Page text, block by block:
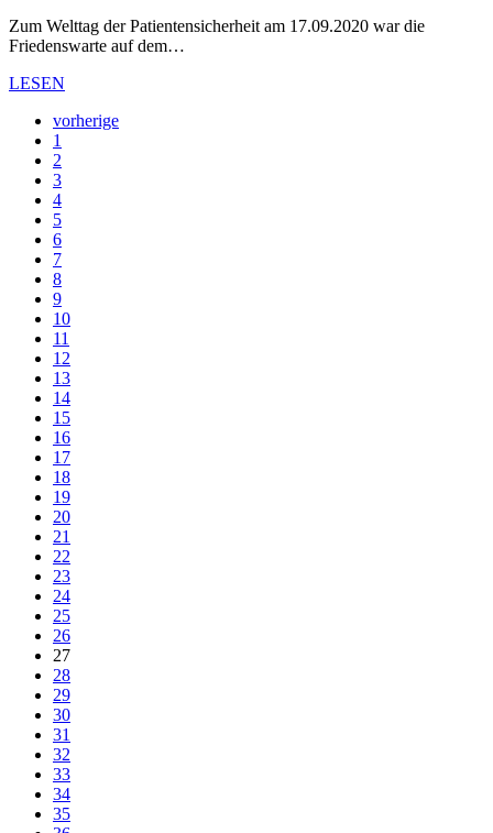
Zum Welttag der Patientensicherheit am 17.09.2020 war die
Friedenswarte auf dem…
LESEN
vorherige
1
2
3
4
5
6
7
8
9
10
11
12
13
14
15
16
17
18
19
20
21
22
23
24
25
26
27
28
29
30
31
32
33
34
35